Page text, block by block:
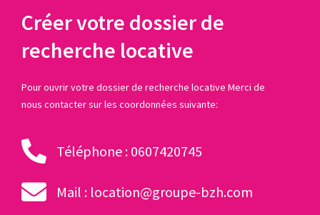
Créer votre dossier de
recherche locative
Pour ouvrir votre dossier de recherche locative Merci de
nous contacter sur les coordonnées suivante:
Téléphone : 0607420745
Mail : location@groupe-bzh.com